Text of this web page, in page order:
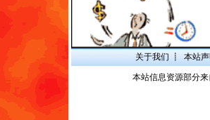
关于我们 ┋ 本站声
本站信息资源部分